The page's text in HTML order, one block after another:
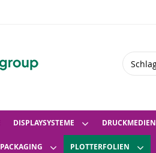
DISPLAYSYSTEME DRUCKMEDIEN
PACKAGING PLOTTERFOLIEN